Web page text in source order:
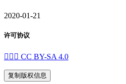
2020-01-21
许可协议
   CC BY-SA 4.0
复制版权信息